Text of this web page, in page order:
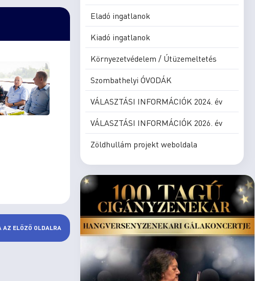
AZ ELŐZŐ OLDALRA
Eladó ingatlanok
Kiadó ingatlanok
Környezetvédelem / Útüzemeltetés
Szombathelyi ÓVODÁK
VÁLASZTÁSI INFORMÁCIÓK 2024. év
VÁLASZTÁSI INFORMÁCIÓK 2026. év
Zöldhullám projekt weboldala